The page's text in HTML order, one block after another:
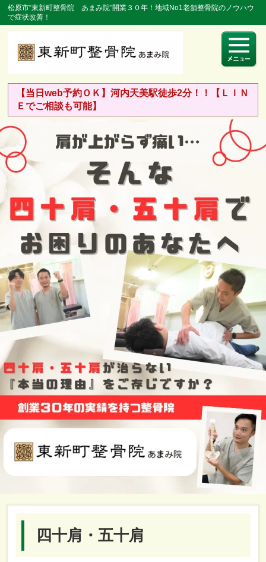
松原市“東新町整骨院 あまみ院”開業３０年！地域No1老舗整骨院のノウハウ
で症状改善！
【当日web予約ＯＫ】河内天美駅徒歩2分！！【ＬＩＮ
Ｅでご相談も可能】
四十肩・五十肩